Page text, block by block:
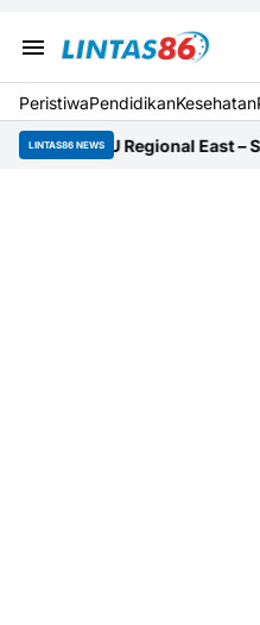
PeristiwaPendidikanKesehatan
LINTAS86 NEWS
Regional East – Sulawesi